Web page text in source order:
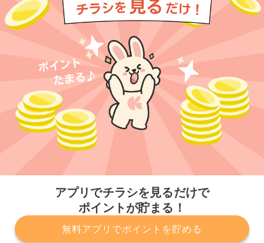
アプリでチラシを見るだけで
ポイントが貯まる！
無料アプリでポイントを貯める